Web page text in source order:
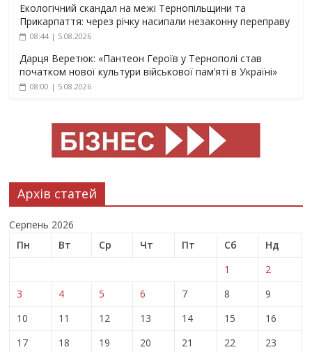
Екологічний скандал на межі Тернопільщини та
Прикарпаття: через річку насипали незаконну переправу
08:44 | 5.08.2026
Дарця Веретюк: «Пантеон Героїв у Тернополі став
початком нової культури військової пам’яті в Україні»
08:00 | 5.08.2026
Архів статей
Серпень 2026
Пн
Вт Ср Чт Пт Сб
Нд
1
2
3
4 5 6 7 8
9
10
11 12 13 14 15
16
17
18 19 20 21 22
23